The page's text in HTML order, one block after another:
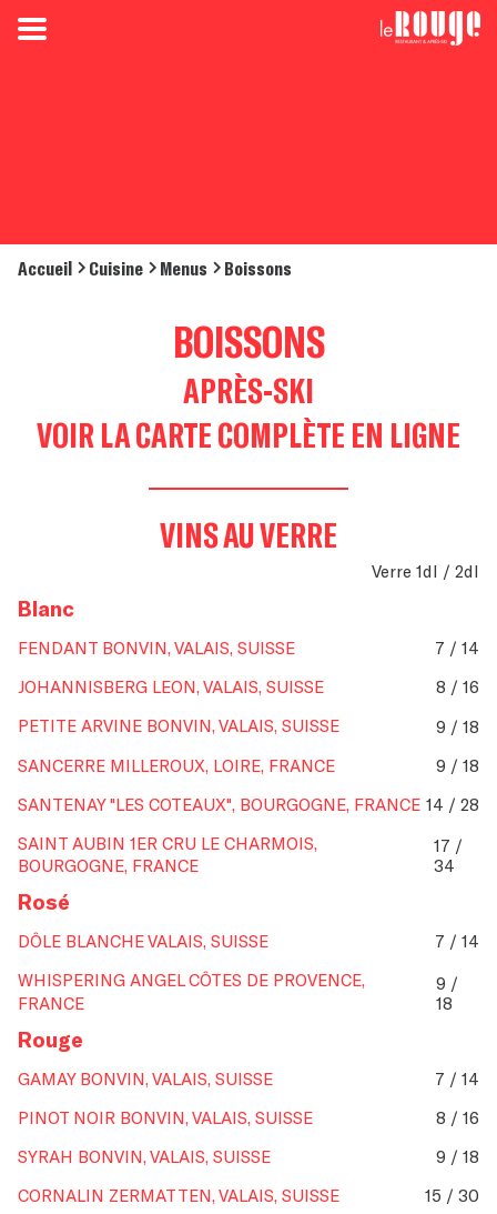
Accueil Cuisine Menus Boissons
BOISSONS
APRÈS-SKI
VOIR LA CARTE COMPLÈTE EN LIGNE
VINS AU VERRE
Verre 1dl / 2dl
Blanc
FENDANT BONVIN, VALAIS, SUISSE
7 / 14
JOHANNISBERG LEON, VALAIS, SUISSE
8 / 16
PETITE ARVINE BONVIN, VALAIS, SUISSE
9 / 18
SANCERRE MILLEROUX, LOIRE, FRANCE
9 / 18
SANTENAY "LES COTEAUX", BOURGOGNE, FRANCE 14 / 28
SAINT AUBIN 1ER CRU LE CHARMOIS,
BOURGOGNE, FRANCE
17 /
34
Rosé
DÔLE BLANCHE VALAIS, SUISSE
7 / 14
WHISPERING ANGEL CÔTES DE PROVENCE,
FRANCE
9 /
18
Rouge
GAMAY BONVIN, VALAIS, SUISSE
7 / 14
PINOT NOIR BONVIN, VALAIS, SUISSE
8 / 16
SYRAH BONVIN, VALAIS, SUISSE
9 / 18
CORNALIN ZERMATTEN, VALAIS, SUISSE
15 / 30